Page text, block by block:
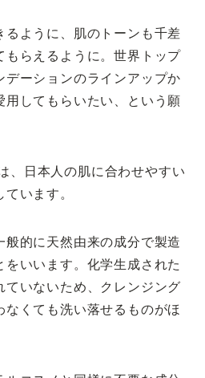
るように、肌のトーンも千差
もらえるように。世界トップ
デーションのラインアップか
用してもらいたい、という願
、日本人の肌に合わせやすい
います。
般的に天然由来の成分で製造
をいいます。化学生成された
ていないため、クレンジング
くても洗い落せるものがほ